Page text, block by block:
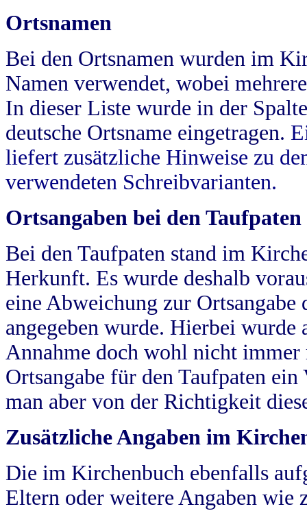
Ortsnamen
Bei den Ortsnamen wurden im
Namen verwendet, wobei
In dieser Liste wurde in der
deutsche Ortsname eingetragen.
liefert zusätzliche Hinweise zu
verwendeten Schreibvarianten.
Ortsangaben bei den Taufpaten
Bei den Taufpaten stand im
Herkunft. Es wurde deshalb
eine Abweichung zur
angegeben wurde. Hierbei wurde
Annahme doch wohl nicht
Ortsangabe für den Taufpaten
man aber von der Richtigkeit
Zusätzliche Angaben im
Die im Kirchenbuch ebenfalls
Eltern oder weitere Angaben wie